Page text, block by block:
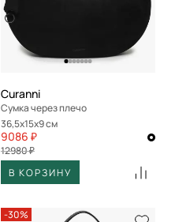
Curanni
Сумка через плечо
36,5x15x9 см
9086 ₽
12980 ₽
В КОРЗИНУ
-30%